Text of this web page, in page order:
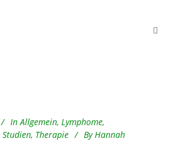
In Allgemein, Lymphome,
Studien, Therapie By Hannah